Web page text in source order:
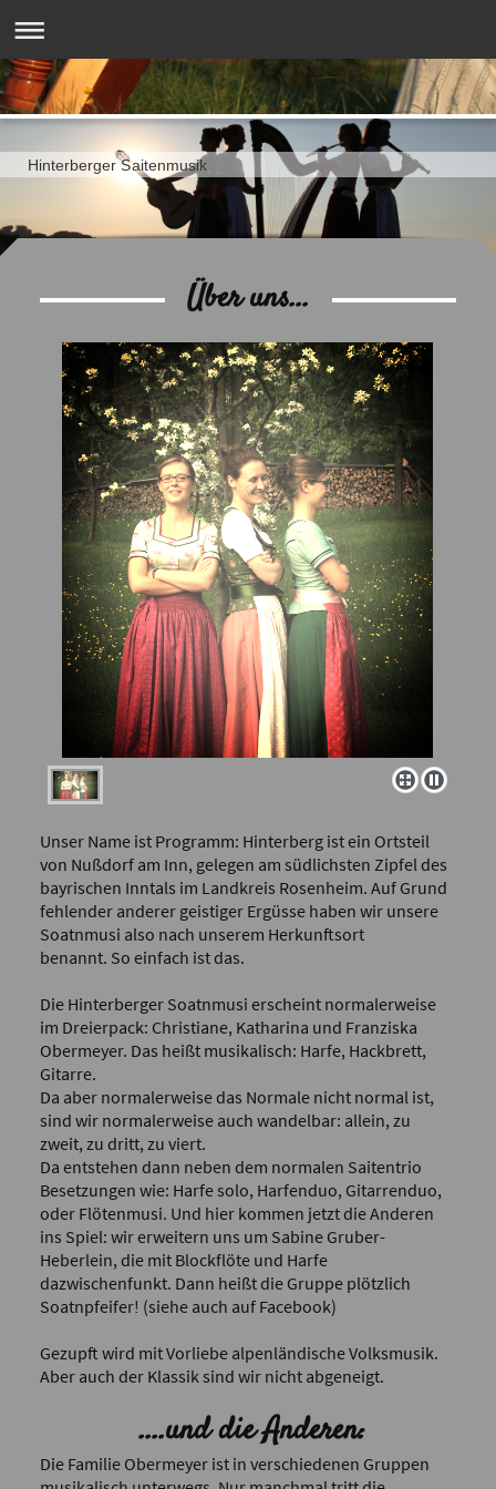
Hinterberger Saitenmusik
Über uns...
Unser Name ist Programm: Hinterberg ist ein Ortsteil
von Nußdorf am Inn, gelegen am südlichsten Zipfel des
bayrischen Inntals im Landkreis Rosenheim. Auf Grund
fehlender anderer geistiger Ergüsse haben wir unsere
Soatnmusi also nach unserem Herkunftsort
benannt. So einfach ist das.
Die Hinterberger Soatnmusi erscheint normalerweise
im Dreierpack: Christiane, Katharina und Franziska
Obermeyer. Das heißt musikalisch: Harfe, Hackbrett,
Gitarre.
Da aber normalerweise das Normale nicht normal ist,
sind wir normalerweise auch wandelbar: allein, zu
zweit, zu dritt, zu viert.
Da entstehen dann neben dem normalen Saitentrio
Besetzungen wie: Harfe solo, Harfenduo, Gitarrenduo,
oder Flötenmusi. Und hier kommen jetzt die Anderen
ins Spiel: wir erweitern uns um Sabine Gruber-
Heberlein, die mit Blockflöte und Harfe
dazwischenfunkt. Dann heißt die Gruppe plötzlich
Soatnpfeifer! (siehe auch auf Facebook)
Gezupft wird mit Vorliebe alpenländische Volksmusik.
Aber auch der Klassik sind wir nicht abgeneigt.
....und die Anderen:
Die Familie Obermeyer ist in verschiedenen Gruppen